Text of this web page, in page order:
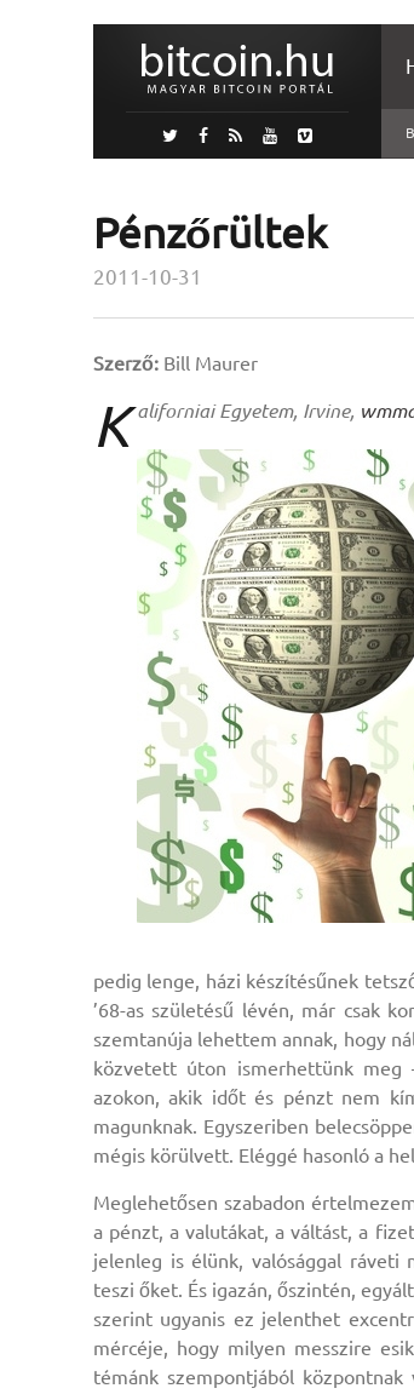
Pénzőrültek
2011-10-31
Szerző: Bill Maurer
K aliforniai Egyetem, Irvine,
pedig lenge, házi készítésűnek
’68-as születésű lévén, már csak
szemtanúja lehettem annak, hogy
közvetett úton ismerhettünk meg
azokon, akik időt és pénzt nem
magunknak. Egyszeriben
mégis körülvett. Eléggé hasonló a
Meglehetősen szabadon
a pénzt, a valutákat, a váltást, a
jelenleg is élünk, valósággal ráveti
teszi őket. És igazán, őszintén,
szerint ugyanis ez jelenthet
mércéje, hogy milyen messzire
témánk szempontjából